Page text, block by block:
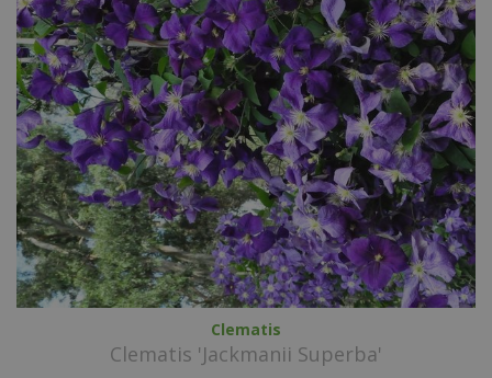
Clematis
Clematis 'Jackmanii Superba'